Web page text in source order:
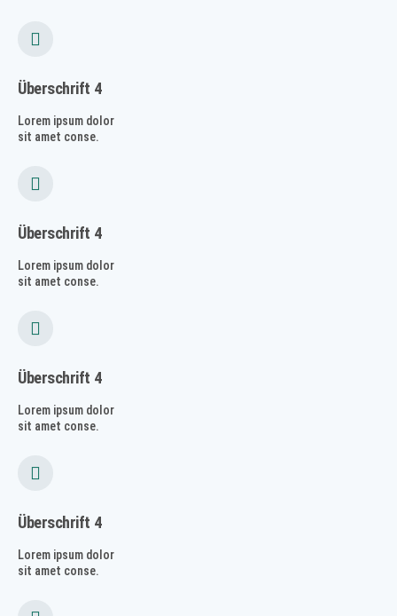
Überschrift 4
Lorem ipsum dolor
sit amet conse.
Überschrift 4
Lorem ipsum dolor
sit amet conse.
Überschrift 4
Lorem ipsum dolor
sit amet conse.
Überschrift 4
Lorem ipsum dolor
sit amet conse.